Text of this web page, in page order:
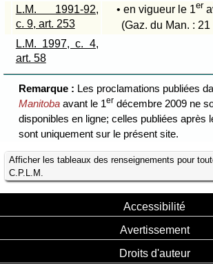
L.M. 1991-92,
c. 9, art. 253
• en vigueur le 1er
(Gaz. du Man. :
L.M. 1997, c. 4,
art. 58
Remarque : Les proclamations publiées
Manitoba avant le 1er décembre 2009 ne
disponibles en ligne; celles publiées après
sont uniquement sur le présent site.
Afficher les tableaux des renseignements pour
C.P.L.M.
Accessibilité
Avertissement
Droits d'auteur